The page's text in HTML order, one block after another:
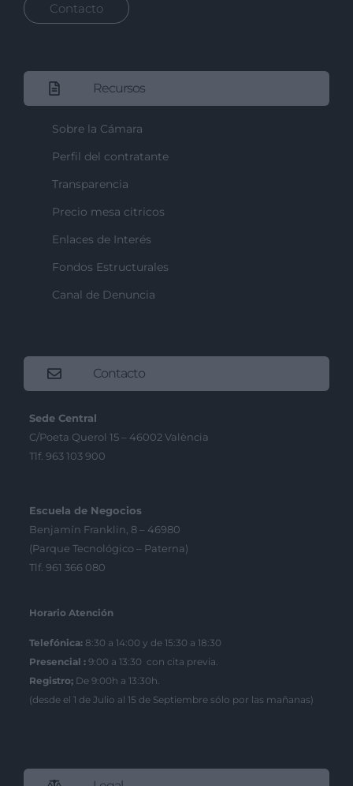
Contacto
Recursos
Sobre la Cámara
Perfil del contratante
Transparencia
Precio mesa citricos
Enlaces de Interés
Fondos Estructurales
Canal de Denuncia
Contacto
Sede Central
C/Poeta Querol 15 – 46002 València
Tlf. 963 103 900
Escuela de Negocios
Benjamín Franklin, 8 – 46980
(Parque Tecnológico – Paterna)
Tlf. 961 366 080
Horario Atención
Telefónica: 8:30 a 14:00 y de 15:30 a 18:30
Presencial : 9:00 a 13:30 con cita previa.
Registro; De 9:00h a 13:30h.
(desde el 1 de Julio al 15 de Septiembre sólo por las mañanas)